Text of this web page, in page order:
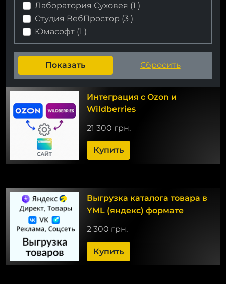
Лаборатория Суховея (1 )
Студия ВебПростор (3 )
Юмасофт (1 )
Интеграция с Ozon и
Wildberries
21 300 грн.
Купить
Выгрузка каталога товара в
YML (яндекс) формате
2 300 грн.
Купить